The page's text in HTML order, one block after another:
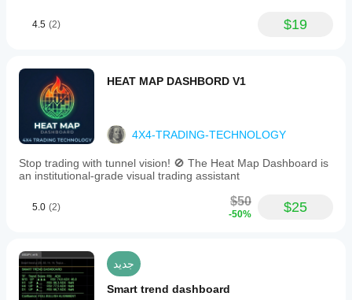
to
market
tone.
By
quantifying
raw
market
sentiment,
provides
foundational
useful
trading
systems
aiming
to
4.5 (2) $19
HEAT MAP DASHBORD V1
4X4-TRADING-TECHNOLOGY
Stop trading with tunnel vision! 🚫 The Heat Map Dashboard is
an institutional-grade visual trading assistant
5.0 (2) $50
-50% $25
جديد
Smart trend dashboard